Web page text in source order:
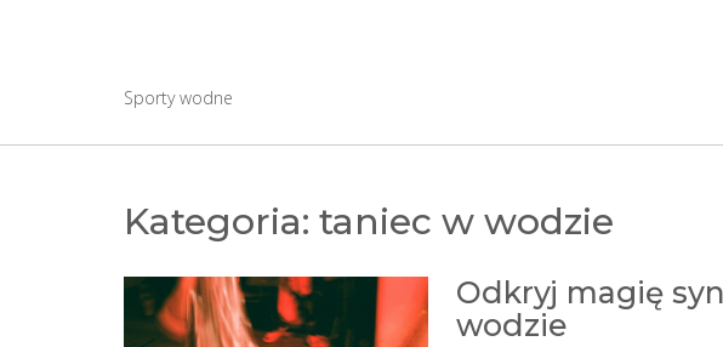
Sporty wodne
Kategoria: taniec w wodzie
Odkryj magię
wodzie